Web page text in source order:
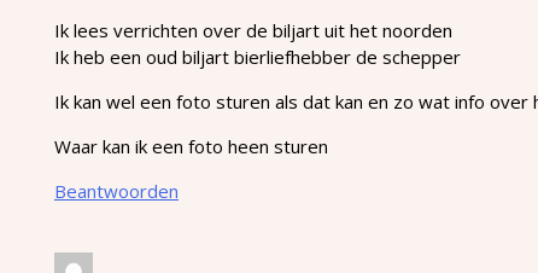
Ik lees verrichten over de biljart uit het noorden
Ik heb een oud biljart bierliefhebber de schepper
Ik kan wel een foto sturen als dat kan en zo wat info
Waar kan ik een foto heen sturen
Beantwoorden